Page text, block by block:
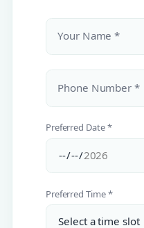
Your Name *
Phone Number *
Preferred Date *
Preferred Time *